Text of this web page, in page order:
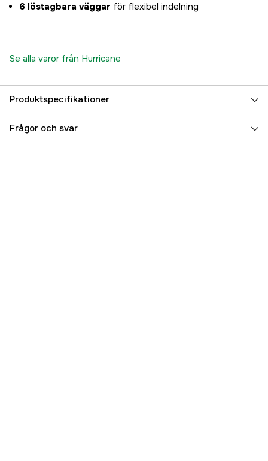
6 löstagbara väggar för flexibel indelning
Se alla varor från Hurricane
Produktspecifikationer
Referensnummer 5000096031
Frågor och svar